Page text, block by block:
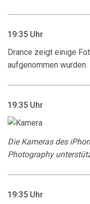
19:35 Uhr
Drance zeigt einige
aufgenommen wurden.
19:35 Uhr
Die Kameras des
Photography
19:35 Uhr